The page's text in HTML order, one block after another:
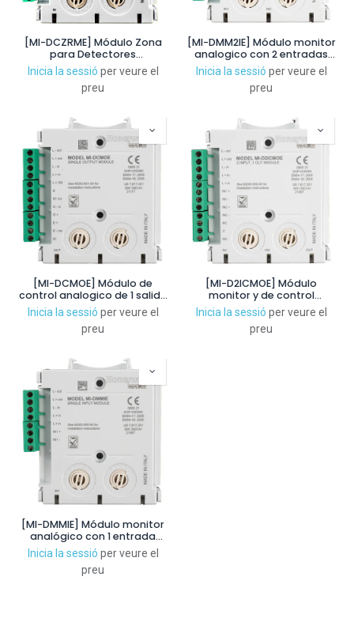
[MI-DCZRME] Módulo Zona
para Detectores
Convencionales o ATEX
Inicia la sessió per veure el
preu
[MI-DMM2IE] Módulo monitor
analogico con 2 entradas
supervisadas
Inicia la sessió per veure el
preu
[MI-DCMOE] Módulo de
control analogico de 1 salida
supervisada con RFL o en
forma relé
Inicia la sessió per veure el
preu
[MI-D2ICMOE] Módulo
monitor y de control
direccionable de 2 entradas
supervisadas y 1 salida de
relé
Inicia la sessió per veure el
preu
[MI-DMMIE] Módulo monitor
analógico con 1 entrada
supervisada
Inicia la sessió per veure el
preu